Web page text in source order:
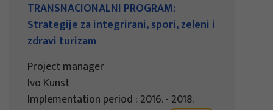
TRANSNACIONALNI PROGRAM:
Strategije za integrirani, spori, zeleni i
zdravi turizam
Project manager
Ivo Kunst
Implementation period : 2016. - 2018.